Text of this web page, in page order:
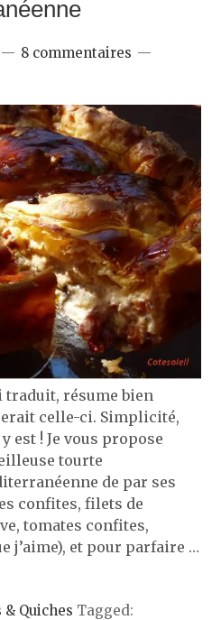
8 commentaires
traduit, résume bien
celle-ci. Simplicité,
est ! Je vous propose
tourte
de par ses
confites, filets de
tomates confites,
j’aime), et pour parfaire …
& Quiches Tagged: